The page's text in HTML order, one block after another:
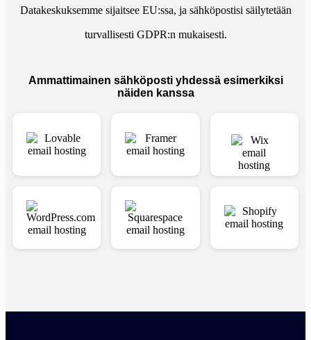
Datakeskuksemme sijaitsee EU:ssa, ja sähköpostisi säilytetään
turvallisesti GDPR:n mukaisesti.
Ammattimainen sähköposti yhdessä esimerkiksi
näiden kanssa